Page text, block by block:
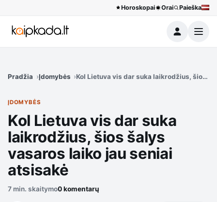
Horoskopai Orai Paieška
Meniu
Pradžia Įdomybės Kol Lietuva vis dar suka laikrodžius, šios
ĮDOMYBĖS
Kol Lietuva vis dar suka
laikrodžius, šios šalys
vasaros laiko jau seniai
atsisakė
7 min. skaitymo0 komentarų